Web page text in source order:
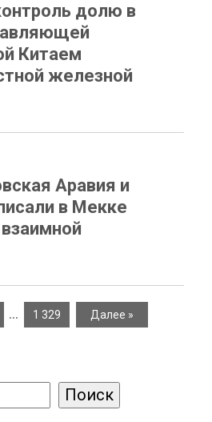
долю в
Китаем
железной
Аравия и
в Мекке
… 1 329 Далее »
Поиск